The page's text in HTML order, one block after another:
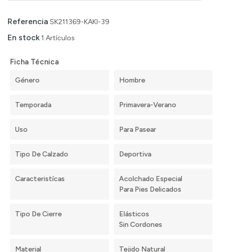
Referencia SK211369-KAKI-39
En stock1 Artículos
Ficha Técnica
Género Hombre
Temporada Primavera-Verano
Uso Para Pasear
Tipo De Calzado Deportiva
Caracteristícas
Acolchado Especial
Para Pies Delicados
Tipo De Cierre
Elásticos
Sin Cordones
Material Tejido Natural